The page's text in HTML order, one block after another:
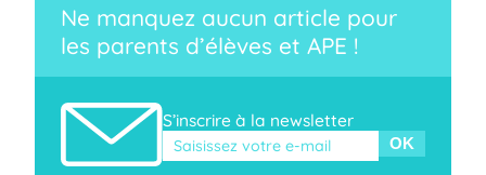
Ne manquez aucun article pour
les parents d’élèves et APE !
S’inscrire à la newsletter
Veuillez laisser ce champ vide.